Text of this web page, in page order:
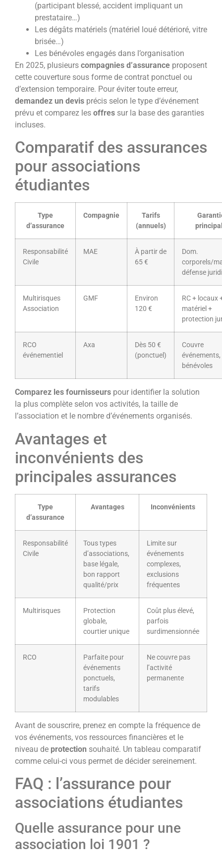
(participant blessé, accident impliquant un
prestataire…)
Les dégâts matériels (matériel loué détérioré, vitre
brisée…)
Les bénévoles engagés dans l’organisation
En 2025, plusieurs compagnies d’assurance proposent
cette couverture sous forme de contrat ponctuel ou
d’extension temporaire. Pour éviter toute erreur,
demandez un devis précis selon le type d’événement
prévu et comparez les offres sur la base des garanties
incluses.
Comparatif des assurances
pour associations
étudiantes
Type
d’assurance
Compagnie
Tarifs
(annuels)
Responsabilité
Civile
MAE
À partir de
65 €
Dom.
corporels/
défense
Multirisques
Association
GMF
Environ
120 €
RC + locaux
matériel +
protection
RCO
événementiel
Axa
Dès 50 €
(ponctuel)
Couvre
bénévoles
Comparez les fournisseurs pour identifier la solution
la plus complète selon vos activités, la taille de
l’association et le nombre d’événements organisés.
Avantages et
inconvénients des
principales assurances
Type
d’assurance
Avantages Inconvénients
Responsabilité
Civile
Tous types
d’associations,
base légale,
bon rapport
qualité/prix
Limite sur
événements
complexes,
exclusions
fréquentes
Multirisques
Protection
globale,
courtier unique
Coût plus élevé,
parfois
surdimensionnée
RCO
Parfaite pour
événements
ponctuels,
tarifs
modulables
Ne couvre pas
l’activité
permanente
Avant de souscrire, prenez en compte la fréquence de
vos événements, vos ressources financières et le
niveau de protection souhaité. Un tableau comparatif
comme celui-ci vous permet de décider sereinement.
FAQ : l’assurance pour
associations étudiantes
Quelle assurance pour une
association loi 1901 ?